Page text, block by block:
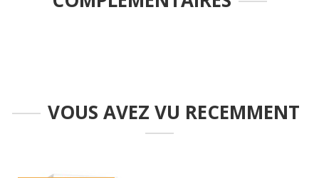
VOUS AVEZ VU RECEMMENT